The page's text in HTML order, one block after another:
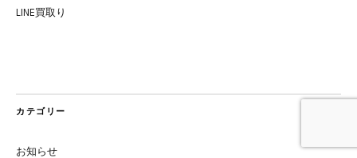
LINE買取り
カテゴリー
お知らせ